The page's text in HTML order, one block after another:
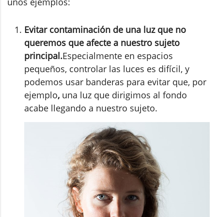
Evitar contaminación de una luz que no
queremos que afecte a nuestro sujeto
principal.Especialmente en espacios
pequeños, controlar las luces es difícil, y
podemos usar banderas para evitar que, por
ejemplo, una luz que dirigimos al fondo
acabe llegando a nuestro sujeto.